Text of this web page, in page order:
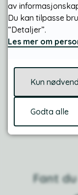
Felles
Saken ble
Fant
av
Du kan tilpasse
“Detaljer”.
Les mer om
Kun
Godta alle